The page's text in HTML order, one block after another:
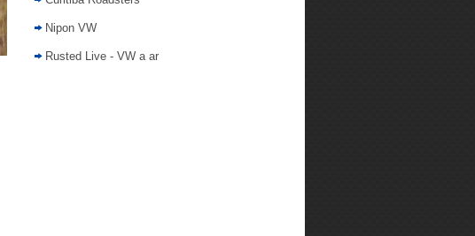
Nipon VW
Rusted Live - VW a ar